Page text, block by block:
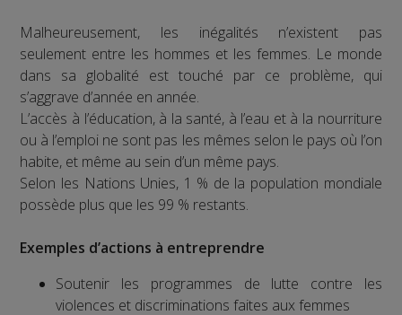
Malheureusement, les inégalités n’existent pas
seulement entre les hommes et les femmes. Le monde
dans sa globalité est touché par ce problème, qui
s’aggrave d’année en année.
L’accès à l’éducation, à la santé, à l’eau et à la nourriture
ou à l’emploi ne sont pas les mêmes selon le pays où l’on
habite, et même au sein d’un même pays.
Selon les Nations Unies, 1 % de la population mondiale
possède plus que les 99 % restants.
Exemples d’actions à entreprendre
Soutenir les programmes de lutte contre les
violences et discriminations faites aux femmes